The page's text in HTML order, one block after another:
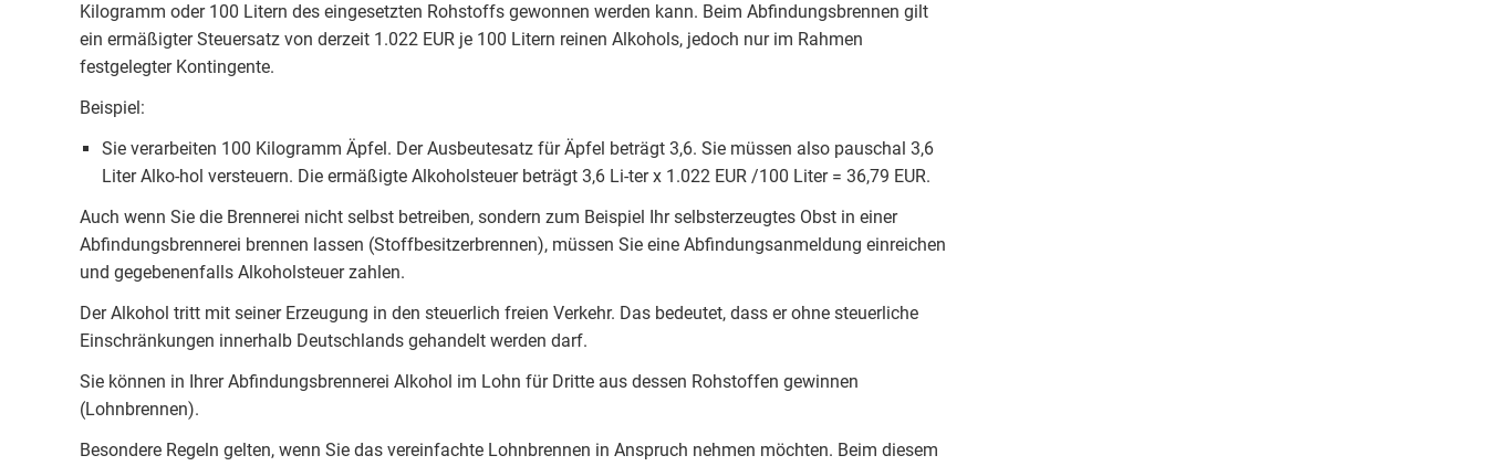
Kilogramm oder 100 Litern des eingesetzten Rohstoffs gewonnen werden kann. Beim Abfindungsbrennen gilt
ein ermäßigter Steuersatz von derzeit 1.022 EUR je 100 Litern reinen Alkohols, jedoch nur im Rahmen
festgelegter Kontingente.
Beispiel:
Sie verarbeiten 100 Kilogramm Äpfel. Der Ausbeutesatz für Äpfel beträgt 3,6. Sie müssen also pauschal 3,6
Liter Alko-hol versteuern. Die ermäßigte Alkoholsteuer beträgt 3,6 Li-ter x 1.022 EUR /100 Liter = 36,79 EUR.
Auch wenn Sie die Brennerei nicht selbst betreiben, sondern zum Beispiel Ihr selbsterzeugtes Obst in einer
Abfindungsbrennerei brennen lassen (Stoffbesitzerbrennen), müssen Sie eine Abfindungsanmeldung einreichen
und gegebenenfalls Alkoholsteuer zahlen.
Der Alkohol tritt mit seiner Erzeugung in den steuerlich freien Verkehr. Das bedeutet, dass er ohne steuerliche
Einschränkungen innerhalb Deutschlands gehandelt werden darf.
Sie können in Ihrer Abfindungsbrennerei Alkohol im Lohn für Dritte aus dessen Rohstoffen gewinnen
(Lohnbrennen).
Besondere Regeln gelten, wenn Sie das vereinfachte Lohnbrennen in Anspruch nehmen möchten. Beim diesem